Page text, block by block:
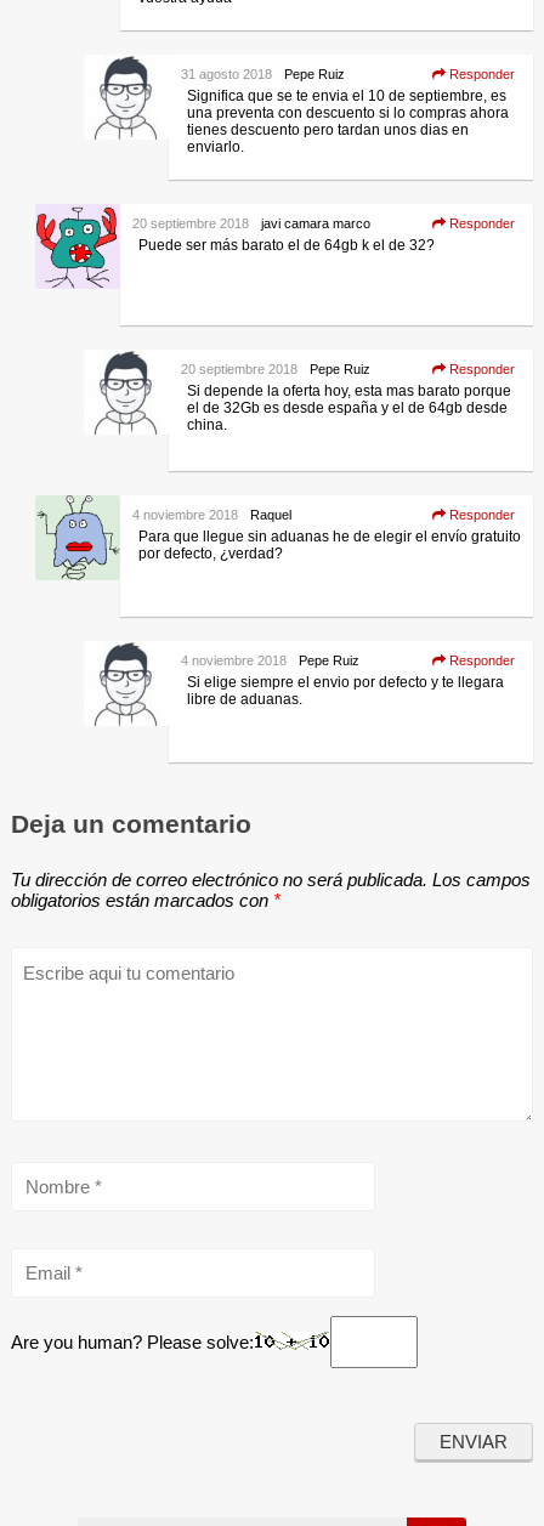
Pepe Ruiz
31 agosto 2018 Responder
Significa que se te envia el 10 de septiembre, es
una preventa con descuento si lo compras ahora
tienes descuento pero tardan unos dias en
enviarlo.
javi camara marco
20 septiembre 2018 Responder
Puede ser más barato el de 64gb k el de 32?
Pepe Ruiz
20 septiembre 2018 Responder
Si depende la oferta hoy, esta mas barato porque
el de 32Gb es desde españa y el de 64gb desde
china.
Raquel
4 noviembre 2018 Responder
Para que llegue sin aduanas he de elegir el envío gratuito
por defecto, ¿verdad?
Pepe Ruiz
4 noviembre 2018 Responder
Si elige siempre el envio por defecto y te llegara
libre de aduanas.
Deja un comentario
Tu dirección de correo electrónico no será publicada. Los campos
obligatorios están marcados con *
Are you human? Please solve: